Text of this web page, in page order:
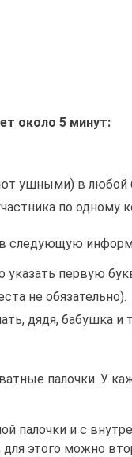
около 5 минут:
ушными) в любой
по одному
следующую
первую
не обязательно).
дядя, бабушка и
палочки. У
палочки и с
для этого можно